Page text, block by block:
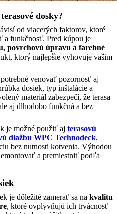
dosky?
od viacerých faktorov, ktoré
funkčnosť. Pred kúpou je
povrchovú úpravu a farebné
ktorý najlepšie vyhovuje vašim
venovať pozornosť aj
dosiek, typ inštalácie a
materiál zabezpečí, že terasa
aj dlhodobo funkčná a bez
je možné použiť aj terasovú
dlažbu WPC Technodeck,
bez nutnosti kotvenia. Výhodou
a premiestniť podľa
je dôležité zamerať sa na kvalitu
, ktoré ovplyvňujú ich trvácnosť